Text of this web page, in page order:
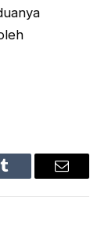
Tumblr Email